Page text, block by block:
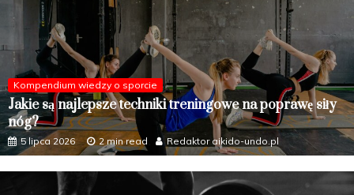
Kompendium wiedzy o sporcie
Jakie są najlepsze techniki treningowe na poprawę siły
nóg?
5 lipca 2026 2 min read Redaktor aikido-undo.pl